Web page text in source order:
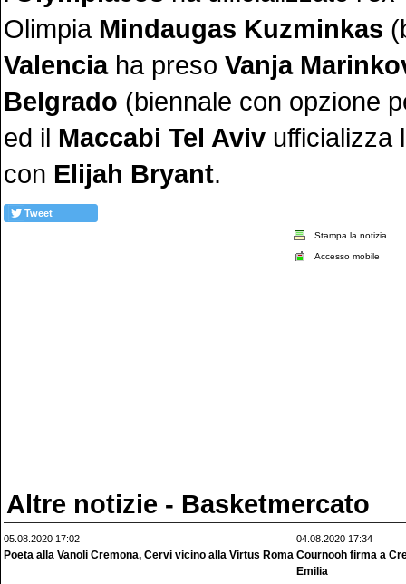
Olimpia Mindaugas Kuzminkas
Valenciaha preso Vanja
Belgrado (biennale con opzione
ed il Maccabi Tel Aviv ufficializza
con Elijah Bryant.
Tweet
Stampa la notizia
Accesso mobile
Altre notizie - Basketmercato
05.08.2020 17:02
Poeta alla Vanoli Cremona, Cervi vicino alla Virtus Roma
04.08.2020 17:34
Cournooh firma a
Emilia